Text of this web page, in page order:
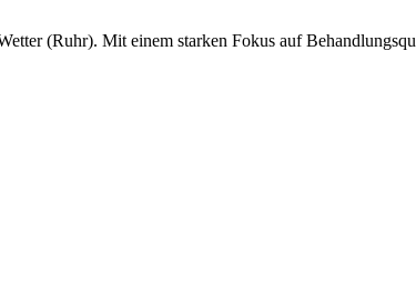
(Ruhr). Mit einem starken Fokus auf